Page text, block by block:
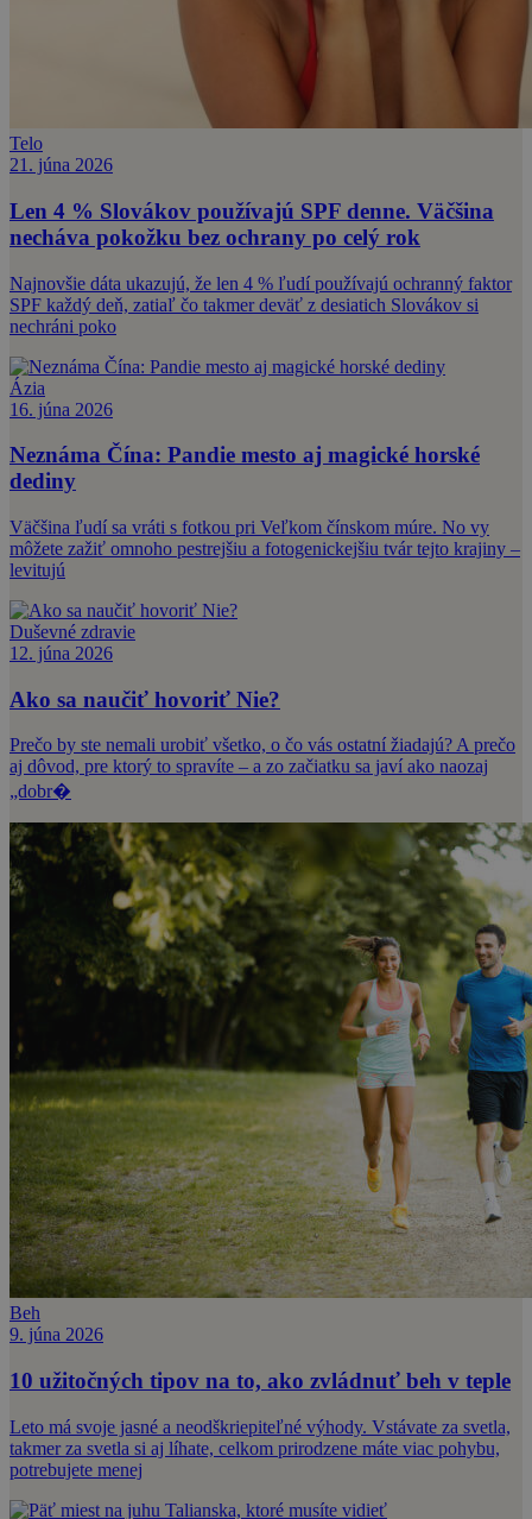
Telo
21. júna 2026
Len 4 % Slovákov používajú SPF denne. Väčšina
necháva pokožku bez ochrany po celý rok
Najnovšie dáta ukazujú, že len 4 % ľudí používajú ochranný faktor
SPF každý deň, zatiaľ čo takmer deväť z desiatich Slovákov si
nechráni poko
Ázia
16. júna 2026
Neznáma Čína: Pandie mesto aj magické horské
dediny
Väčšina ľudí sa vráti s fotkou pri Veľkom čínskom múre. No vy
môžete zažiť omnoho pestrejšiu a fotogenickejšiu tvár tejto krajiny –
levitujú
Duševné zdravie
12. júna 2026
Ako sa naučiť hovoriť Nie?
Prečo by ste nemali urobiť všetko, o čo vás ostatní žiadajú? A prečo
aj dôvod, pre ktorý to spravíte – a zo začiatku sa javí ako naozaj
„dobr�
Beh
9. júna 2026
10 užitočných tipov na to, ako zvládnuť beh v teple
Leto má svoje jasné a neodškriepiteľné výhody. Vstávate za svetla,
takmer za svetla si aj líhate, celkom prirodzene máte viac pohybu,
potrebujete menej